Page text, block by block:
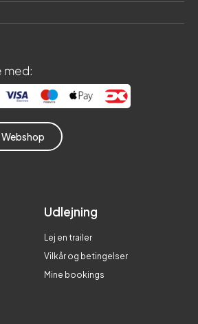
med:
Webshop
Udlejning
Lej en trailer
Vilkår og betingelser
Mine bookings